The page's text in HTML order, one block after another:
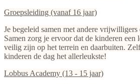
Groepsleiding (vanaf 16 jaar)
Je begeleid samen met andere vrijwilligers
Samen zorg je ervoor dat de kinderen een
veilig zijn op het terrein en daarbuiten.
kinderen de dag het allerleukste!
Lobbus Academy (13 - 15 jaar)